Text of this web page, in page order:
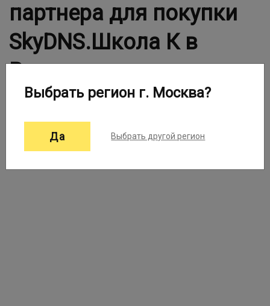
партнера для покупки
SkyDNS.Школа К в
Вашем городе
Выбрать регион г. Москва?
Да Выбрать другой регион